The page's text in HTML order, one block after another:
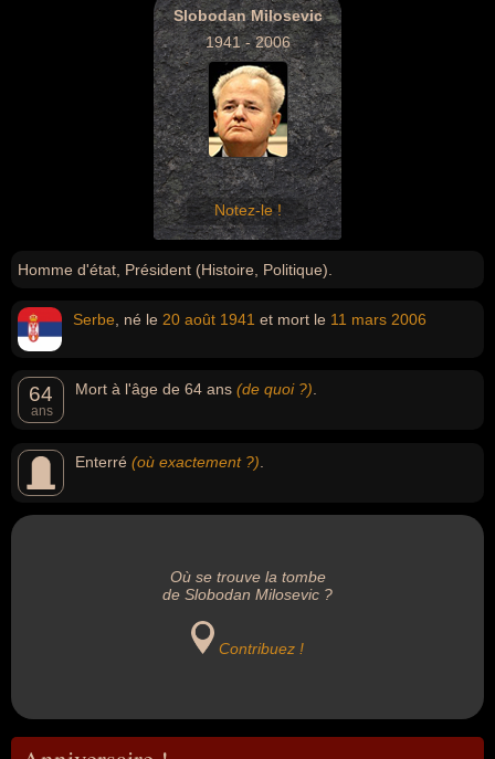
Slobodan Milosevic
1941 - 2006
Notez-le !
Homme d'état, Président (Histoire, Politique).
Serbe , né le 20 août 1941 et mort le 11 mars 2006
64
ans
Mort à l'âge de 64 ans (de quoi ?)
Enterré (où exactement ?)
Où se trouve la tombe
de Slobodan Milosevic ?
Contribuez !